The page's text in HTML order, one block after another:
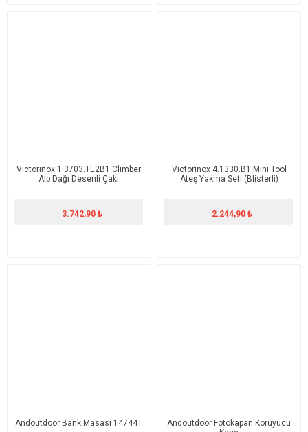
​Victorinox 1.3703.TE2B1 Climber
Alp Dağı Desenli Çakı
3.742,90 ₺
​Victorinox 4.1330.B1 Mini Tool
Ateş Yakma Seti (Blisterli)
2.244,90 ₺
Andoutdoor Bank Masası 14744T
Andoutdoor Fotokapan Koruyucu